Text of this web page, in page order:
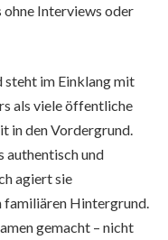
Interviews oder
steht im Einklang mit
als viele öffentliche
in den Vordergrund.
authentisch und
agiert sie
familiären Hintergrund.
gemacht – nicht